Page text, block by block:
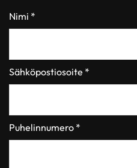
Nimi *
Sähköpostiosoite *
Puhelinnumero *